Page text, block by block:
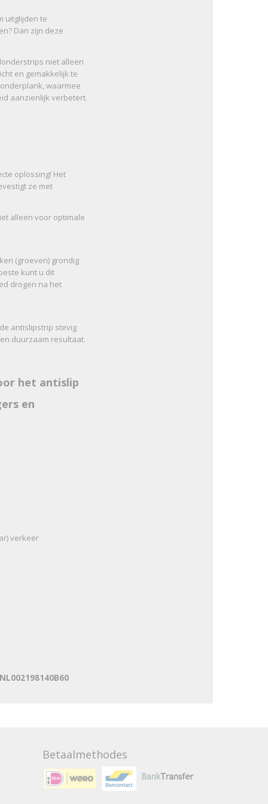
uitglijden te
Dan zijn deze
niet alleen
en gemakkelijk te
waarmee
aanzienlijk verbetert.
oplossing! Het
ze met
alleen voor optimale
(groeven) grondig
kunt u dit
drogen na het
antislipstrip stevig
duurzaam resultaat.
het antislip
en
verkeer
Betaalmethodes